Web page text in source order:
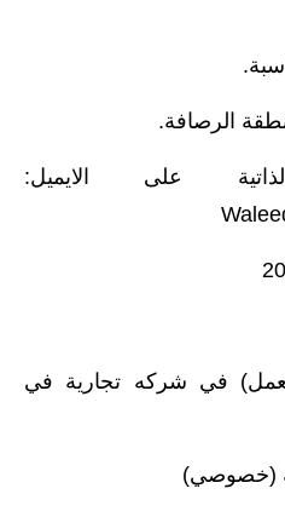
الرصافة.
على الايميل:
في شركه تجارية في
(خصوصي)